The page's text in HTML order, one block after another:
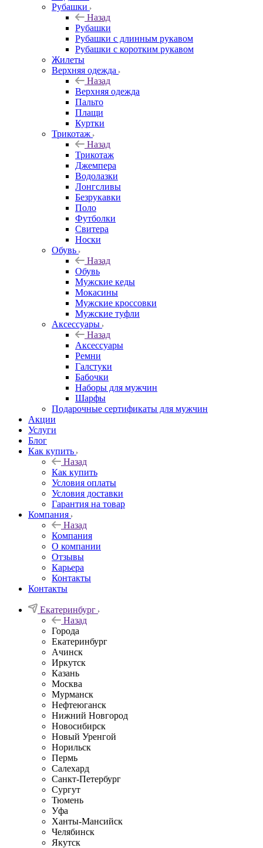
Рубашки
Назад
Рубашки
Рубашки с длинным рукавом
Рубашки с коротким рукавом
Жилеты
Верхняя одежда
Назад
Верхняя одежда
Пальто
Плащи
Куртки
Трикотаж
Назад
Трикотаж
Джемпера
Водолазки
Лонгсливы
Безрукавки
Поло
Футболки
Свитера
Носки
Обувь
Назад
Обувь
Мужские кеды
Мокасины
Мужские кроссовки
Мужские туфли
Аксессуары
Назад
Аксессуары
Ремни
Галстуки
Бабочки
Наборы для мужчин
Шарфы
Подарочные сертификаты для мужчин
Акции
Услуги
Блог
Как купить
Назад
Как купить
Условия оплаты
Условия доставки
Гарантия на товар
Компания
Назад
Компания
О компании
Отзывы
Карьера
Контакты
Контакты
Екатеринбург
Назад
Города
Екатеринбург
Ачинск
Иркутск
Казань
Москва
Мурманск
Нефтеюганск
Нижний Новгород
Новосибирск
Новый Уренгой
Норильск
Пермь
Салехард
Санкт-Петербург
Сургут
Тюмень
Уфа
Ханты-Мансийск
Челябинск
Якутск